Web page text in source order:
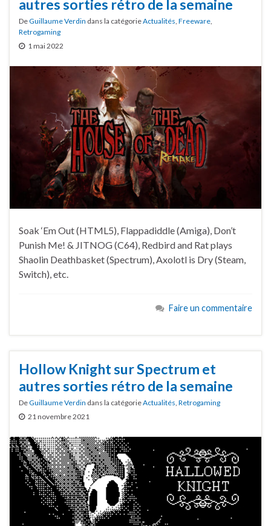
autres sorties rétro de la semaine
DeGuillaume Verdin dans la catégorieActualités, Freeware,
Retrogaming
1 mai 2022
Soak ‘Em Out (HTML5), Flappadiddle (Amiga), Don’t
Punish Me! & JITNOG (C64), Redbird and Rat plays
Shaolin Deathbasket (Spectrum), Axolotl is Dry (Steam,
Switch), etc.
Faire un commentaire
Hollow Knight sur Spectrum et
autres sorties rétro de la semaine
DeGuillaume Verdin dans la catégorieActualités, Retrogaming
21 novembre 2021